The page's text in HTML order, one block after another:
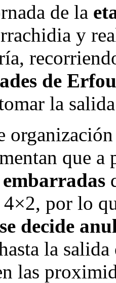
de la
y
de
la
que
por lo
se decide
la
las